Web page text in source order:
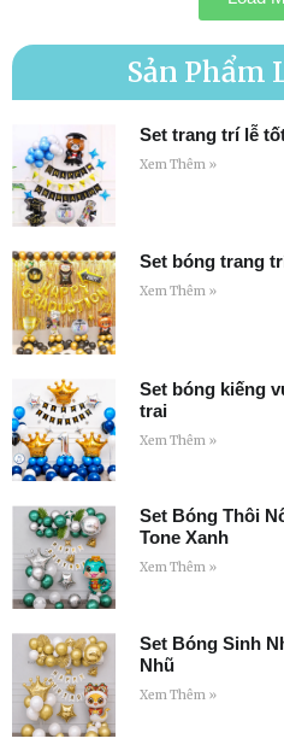
Sản Phẩm
Set trang trí lễ
Xem Thêm »
Set bóng trang
Xem Thêm »
Set bóng kiếng
trai
Xem Thêm »
Set Bóng Thôi
Tone Xanh
Xem Thêm »
Set Bóng Sinh
Nhũ
Xem Thêm »